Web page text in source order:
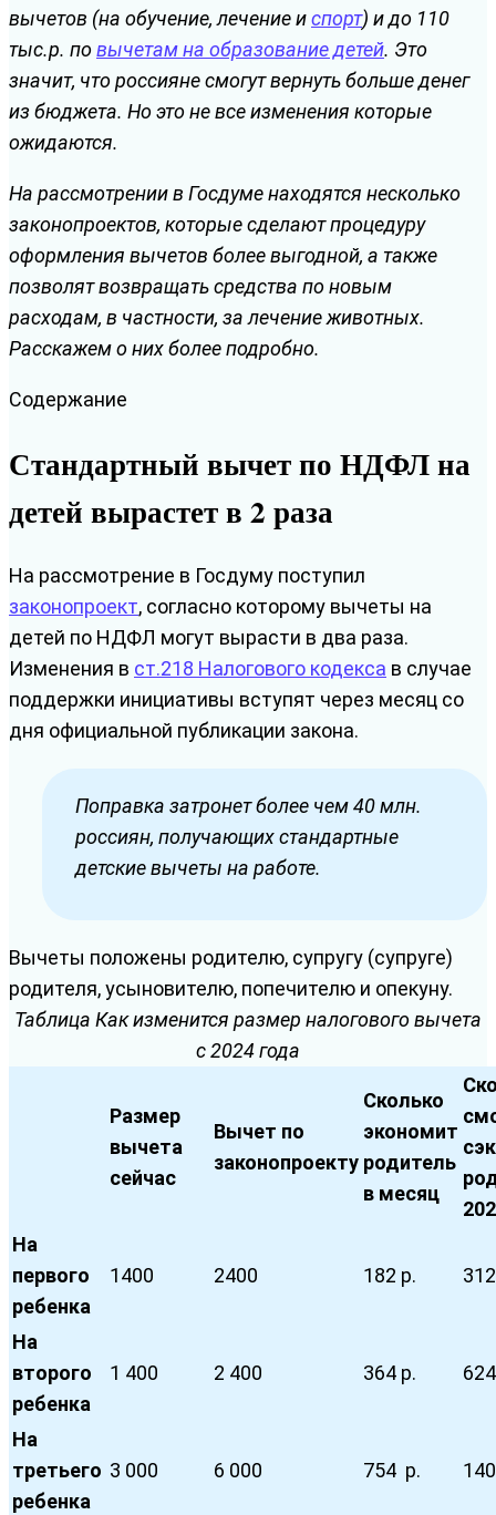
вычетов (на обучение, лечение испорт) и до 110
тыс.р. повычетам на образование детей. Это
значит, что россияне смогут вернуть больше денег
из бюджета. Но это не все изменения которые
ожидаются.
На рассмотрении в Госдуме находятся несколько
законопроектов, которые сделают процедуру
оформления вычетов более выгодной, а также
позволят возвращать средства по новым
расходам, в частности, за лечение животных.
Расскажем о них более подробно.
Содержание
Стандартный вычет по НДФЛ на
детей вырастет в 2 раза
На рассмотрение в Госдуму поступил
законопроект, согласно которому вычеты на
детей по НДФЛ могут вырасти в два раза.
Изменения в ст.218 Налогового кодекса в случае
поддержки инициативы вступят через месяц со
дня официальной публикации закона.
Поправка затронет более чем 40 млн.
россиян, получающих стандартные
детские вычеты на работе.
Вычеты положены родителю, супругу (супруге)
родителя, усыновителю, попечителю и опекуну.
Таблица Как изменится размер налогового вычета
с 2024 года
Размер
вычета
сейчас
Вычет по
законопроекту
Сколько
экономит
родитель
в месяц
На
первого
ребенка
1400 2400 182 р.
На
второго
ребенка
1 400 2 400 364 р.
На
третьего
ребенка
3 000 6 000 754 р.